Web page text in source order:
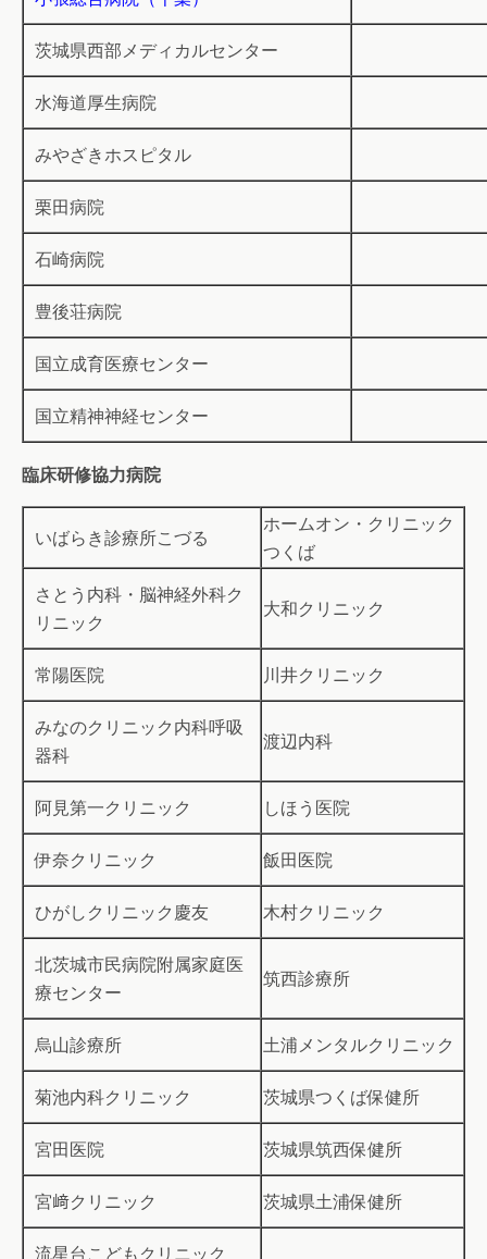
茨城県西部メディカルセンター
水海道厚生病院
みやざきホスピタル
栗田病院
石崎病院
豊後荘病院
国立成育医療センター
国立精神神経センター
臨床研修協力病院
いばらき診療所こづる
ホームオン・クリニック
つくば
さとう内科・脳神経外科ク
リニック
大和クリニック
常陽医院 川井クリニック
みなのクリニック内科呼吸
器科
渡辺内科
阿見第一クリニック しほう医院
伊奈クリニック 飯田医院
ひがしクリニック慶友 木村クリニック
北茨城市民病院附属家庭医
療センター
筑西診療所
烏山診療所 土浦メンタルクリニック
菊池内科クリニック 茨城県つくば保健所
宮田医院 茨城県筑西保健所
宮﨑クリニック 茨城県土浦保健所
流星台こどもクリニック